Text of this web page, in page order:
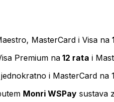
MasterCard i Visa na
Premium na 12 rata i
i MasterCard na
Monri WSPay sustava